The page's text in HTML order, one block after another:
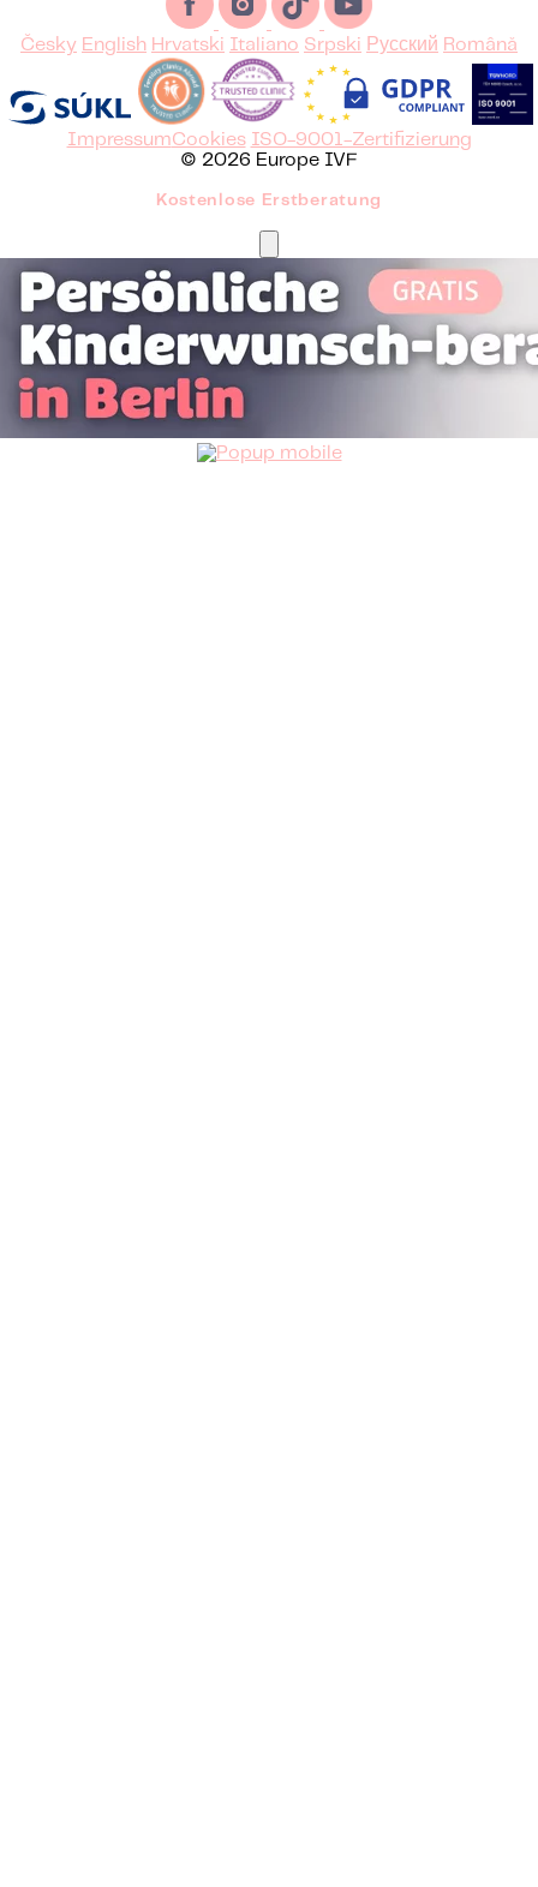
Česky English Hrvatski Italiano Srpski Русский Română
ImpressumCookies ISO-9001-Zertifizierung
© 2026 Europe IVF
Kostenlose Erstberatung